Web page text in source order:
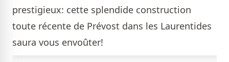
prestigieux: cette splendide construction
toute récente de Prévost dans les Laurentides
saura vous envoûter!